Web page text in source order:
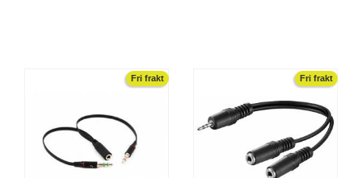
Fri frakt Fri frakt